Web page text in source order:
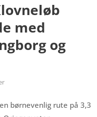
med
og
børnevenlig rute på 3,3